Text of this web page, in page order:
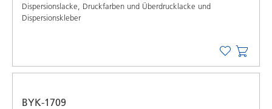
Dispersionslacke, Druckfarben und Überdrucklacke und
Dispersionskleber
BYK-1709